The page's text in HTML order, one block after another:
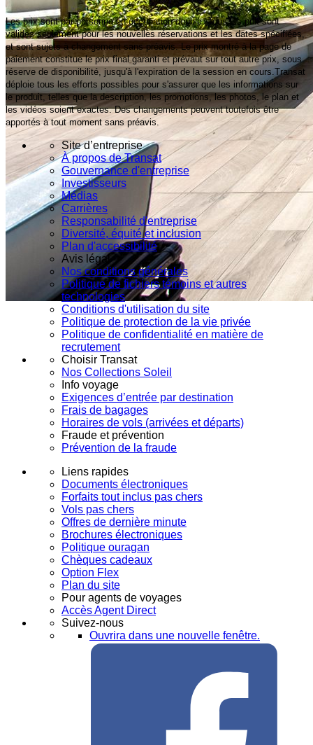
Les prix sont par personne en occupation double. Tous les prix sont
valides seulement pour les nouvelles réservations et les dates spécifiées,
et sont sujets à changement sans préavis. Le prix montré à la page de
paiement constitue le prix final garanti et prévaut sur tout autre prix, sous
réserve de disponibilité, jusqu'à l'expiration de la session en cours.Transat
déploie tous les efforts possibles pour s'assurer que les informations sur
le produit, telles que la description, les promotions, les photos, le plan et
les vidéos soient exactes. Des changements peuvent toutefois être
apportés à tout moment sans préavis.
Site d’entreprise
À propos de Transat
Gouvernance d'entreprise
Investisseurs
Médias
Carrières
Responsabilité d'entreprise
Diversité, équité et inclusion
Plan d'accessibilité
Avis légal
Nos conditions générales
Politique de fichiers témoins et autres
technologies
Conditions d'utilisation du site
Politique de protection de la vie privée
Politique de confidentialité en matière de
recrutement
Choisir Transat
Nos Collections Soleil
Info voyage
Exigences d’entrée par destination
Frais de bagages
Horaires de vols (arrivées et départs)
Fraude et prévention
Prévention de la fraude
Liens rapides
Documents électroniques
Forfaits tout inclus pas chers
Vols pas chers
Offres de dernière minute
Brochures électroniques
Politique ouragan
Chèques cadeaux
Option Flex
Plan du site
Pour agents de voyages
Accès Agent Direct
Suivez-nous
Ouvrira dans une nouvelle fenêtre.